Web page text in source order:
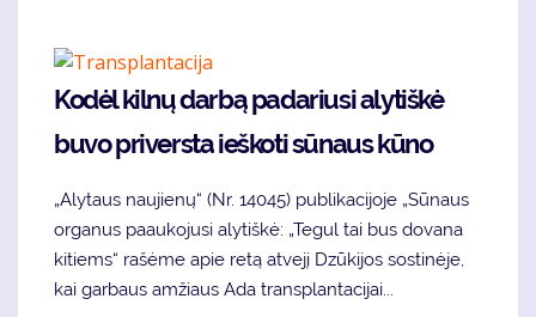
Kodėl kilnų darbą padariusi alytiškė
buvo priversta ieškoti sūnaus kūno
„Alytaus naujienų“ (Nr. 14045) publikacijoje „Sūnaus
organus paaukojusi alytiškė: „Tegul tai bus dovana
kitiems“ rašėme apie retą atvejį Dzūkijos sostinėje,
kai garbaus amžiaus Ada transplantacijai...